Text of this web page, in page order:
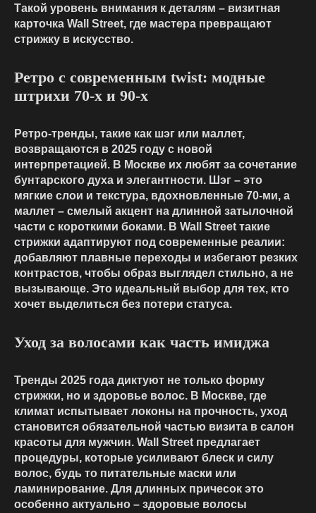
Такой уровень внимания к деталям – визитная
карточка Wall Street, где мастера превращают
стрижку в искусство.
Ретро с современным twist: модные
штрихи 70-х и 90-х
Ретро-тренды, такие как шэг или маллет,
возвращаются в 2025 году с новой
интерпретацией. В Москве их любят за сочетание
бунтарского духа и элегантности. Шэг – это
мягкие слои и текстура, вдохновленные 70-ми, а
маллет – смелый акцент на длинной затылочной
части с короткими боками. В Wall Street такие
стрижки адаптируют под современные реалии:
добавляют плавные переходы и избегают резких
контрастов, чтобы образ выглядел стильно, а не
вызывающе. Это идеальный выбор для тех, кто
хочет выделиться без потери статуса.
Уход за волосами как часть имиджа
Тренды 2025 года диктуют не только форму
стрижки, но и здоровье волос. В Москве, где
климат испытывает локоны на прочность, уход
становится обязательной частью визита в салон
красоты для мужчин. Wall Street предлагает
процедуры, которые усиливают блеск и силу
волос, будь то питательные маски или
ламинирование. Для длинных причесок это
особенно актуально – здоровые волосы